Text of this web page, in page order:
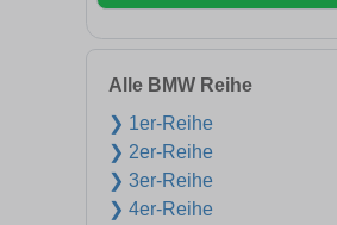
Alle BMW Reihe
❯ 1er-Reihe
❯ 2er-Reihe
❯ 3er-Reihe
❯ 4er-Reihe